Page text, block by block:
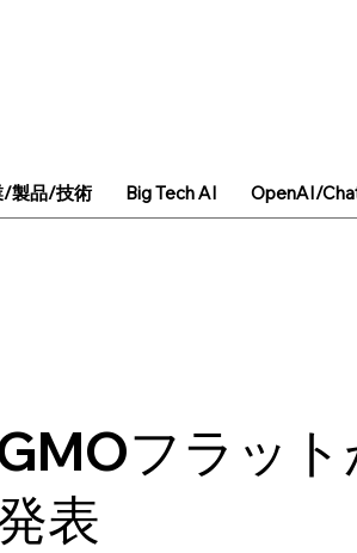
フラッ
表
/製品/技術 Big Tech AI OpenAI/